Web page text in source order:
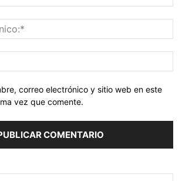
correo electrónico y sitio web en este
vez que comente.